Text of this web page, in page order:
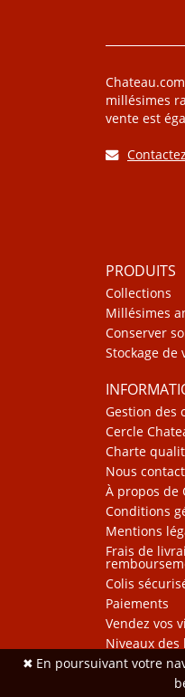
millésimes
vente est
PRODUITS
Collections
Millésimes
Conserver
Stockage de
Gestion des
Cercle
Charte
Nous
À propos de
Conditions
Mentions
Frais de
Colis
Paiements
Vendez vos
Niveaux des
✖ En poursuivant votre